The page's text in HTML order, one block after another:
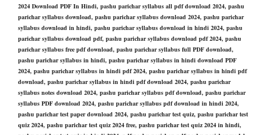
2024 Download PDF In Hindi, pashu parichar syllabus all pdf download 2024, pashu
parichar syllabus download, pashu parichar syllabus download 2024, pashu parichar
syllabus download in hindi, pashu parichar syllabus download in hindi 2024, pashu
parichar syllabus download pdf, pashu parichar syllabus download pdf 2024, pashu
parichar syllabus free pdf download, pashu parichar syllabus full PDF download,
pashu parichar syllabus in hindi, pashu parichar syllabus in hindi download PDF
2024, pashu parichar syllabus in hindi pdf 2024, pashu parichar syllabus in hindi pdf
download, pashu parichar syllabus in hindi pdf download 2024, pashu parichar
syllabus notes download 2024, pashu parichar syllabus pdf download, pashu parichar
syllabus PDF download 2024, pashu parichar syllabus pdf download in hindi 2024,
pashu parichar test paper download 2024, pashu parichar test quiz, pashu parichar test
quiz 2024, pashu parichar test quiz 2024 free, pashu parichar test quiz 2024 in hindi,